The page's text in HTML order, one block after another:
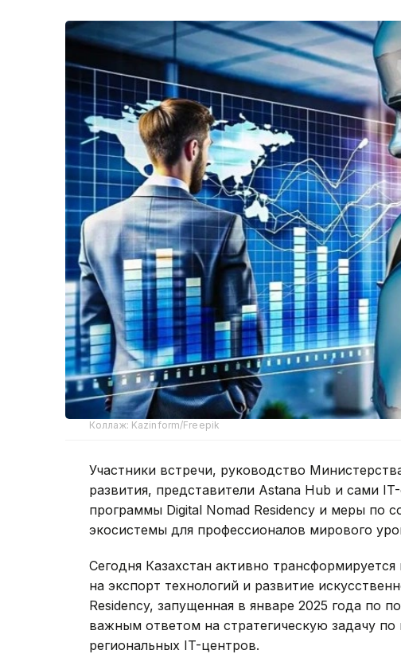
Коллаж: Kazinform/Freepik
Участники встречи, руководство
развития, представители Astana Hub и сами
программы Digital Nomad Residency и меры по
экосистемы для профессионалов мирового
Сегодня Казахстан активно
на экспорт технологий и развитие
Residency, запущенная в январе 2025 года по
важным ответом на стратегическую задачу
региональных IT-центров.